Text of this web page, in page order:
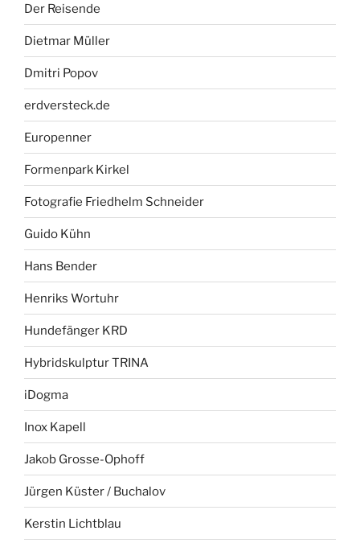
Der Reisende
Dietmar Müller
Dmitri Popov
erdversteck.de
Europenner
Formenpark Kirkel
Fotografie Friedhelm Schneider
Guido Kühn
Hans Bender
Henriks Wortuhr
Hundefänger KRD
Hybridskulptur TRINA
iDogma
Inox Kapell
Jakob Grosse-Ophoff
Jürgen Küster / Buchalov
Kerstin Lichtblau